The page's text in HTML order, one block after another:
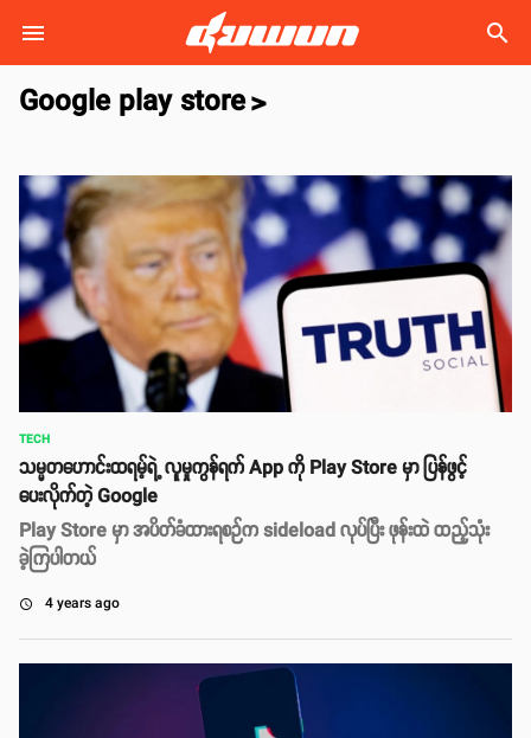
search
Google play store>
TECH
သမ္မတဟောင်းထရမ့်ရဲ့ လူမှုကွန်ရက် App ကို Play Store မှာ ပြန်ဖွင့်
ပေးလိုက်တဲ့ Google
Play Store မှာ အပိတ်ခံထားရစဉ်က sideload လုပ်ပြီး ဖုန်းထဲ ထည့်သုံး
ခဲ့ကြပါတယ်
access_time 4 years ago